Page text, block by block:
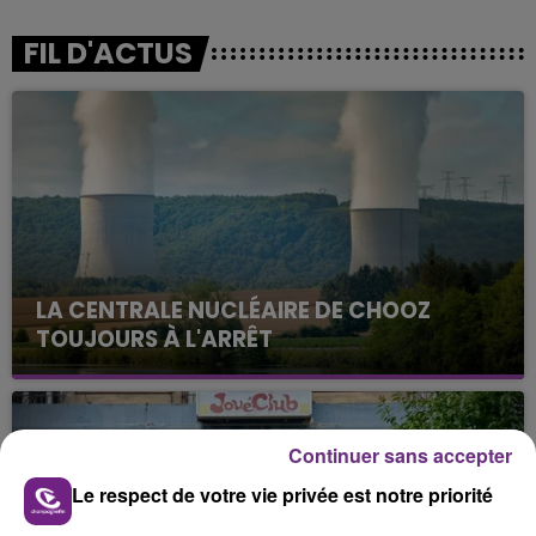
FIL D'ACTUS
LA CENTRALE NUCLÉAIRE DE CHOOZ
TOUJOURS À L'ARRÊT
Cela fait déjà une semaine que la centrale
nucléaire ardennaise est à l'arrêt. Une situation
justifiée par la sécheresse intense qui est toujours
Le respect de votre vie privée est notre priorité
Continuer sans accepter